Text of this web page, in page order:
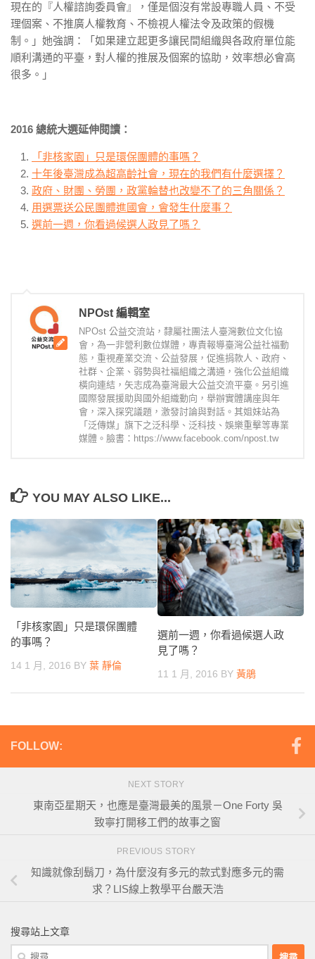
現在的『人權諮詢委員會』，僅是個沒有常設專職人員、不受
理個案、不推廣人權教育、不檢視人權法令及政策的假機
制。」她強調：「如果建立起更多讓民間組織與各政府單位能
順利溝通的平臺，對人權的推展及個案的協助，效率想必會高
很多。」
2016 總統大選延伸閱讀：
「非核家園」只是環保團體的事嗎？
十年後臺灣成為超高齡社會，現在的我們有什麼選擇？
政府、財團、勞團，政黨輪替也改變不了的三角關係？
用選票送公民團體進國會，會發生什麼事？
選前一週，你看過候選人政見了嗎？
NPOst 編輯室
NPOst 公益交流站，隸屬社團法人臺灣數位文化協
會，為一非營利數位媒體，專責報導臺灣公益社福動
態，重視產業交流、公益發展，促進捐款人、政府、
社群、企業、弱勢與社福組織之溝通，強化公益組織
橫向連結，矢志成為臺灣最大公益交流平臺。另引進
國際發展援助與國外組織動向，舉辦實體講座與年
會，深入探究議題，激發討論與對話。其姐妹站為
「泛傳媒」旗下之泛科學、泛科技、娛樂重擊等專業
媒體。臉書：https://www.facebook.com/npost.tw
YOU MAY ALSO LIKE...
「非核家園」只是環保團體
的事嗎？
14 1 月, 2016 BY 葉 靜倫
選前一週，你看過候選人政
見了嗎？
11 1 月, 2016 BY 黃鵑
FOLLOW:
NEXT STORY
東南亞星期天，也應是臺灣最美的風景－One Forty 吳
致寧打開移工們的故事之窗
PREVIOUS STORY
知識就像刮鬍刀，為什麼沒有多元的款式對應多元的需
求？LIS線上教學平台嚴天浩
搜尋站上文章
搜